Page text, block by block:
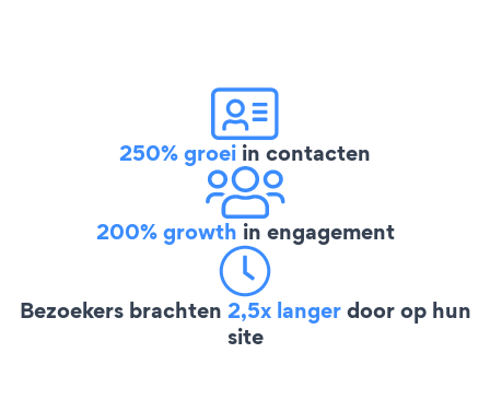
250% groei in contacten
200% growth in engagement
Bezoekers brachten 2,5x langerdoor op hun
site